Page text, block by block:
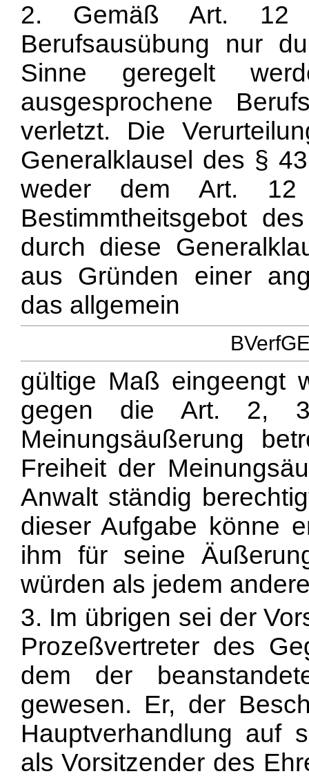
2. Gemäß Art.
Berufsausübung nur
Sinne geregelt
ausgesprochene
verletzt. Die
Generalklausel des §
weder dem Art.
Bestimmtheitsgebot
durch diese
aus Gründen einer
das allgemein
gültige Maß eingeengt
gegen die Art. 2,
Meinungsäußerung
Freiheit der
Anwalt ständig
dieser Aufgabe könne
ihm für seine
würden als jedem
3. Im übrigen sei der
Prozeßvertreter des
dem der
gewesen. Er, der
Hauptverhandlung auf
als Vorsitzender des